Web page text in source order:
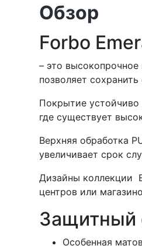
Обзор
Forbo
– это
позволяет
Покрытие устойчиво
где существует
Верхняя обработка
увеличивает срок
Дизайны коллекции
центров или
Защитный
Особенная